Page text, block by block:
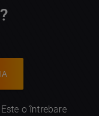
Este o întrebare